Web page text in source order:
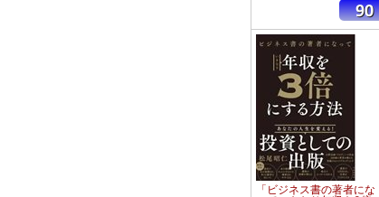
「ビジネス書の著者にな